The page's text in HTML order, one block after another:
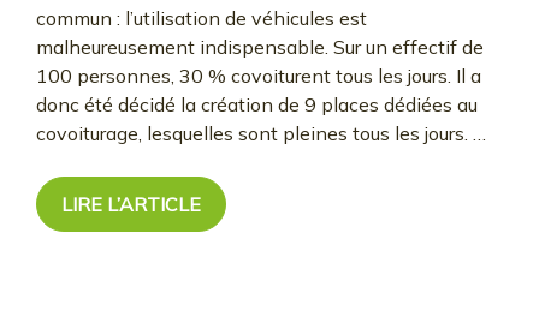
commun : l’utilisation de véhicules est
malheureusement indispensable. Sur un effectif de
100 personnes, 30 % covoiturent tous les jours. Il a
donc été décidé la création de 9 places dédiées au
covoiturage, lesquelles sont pleines tous les jours. …
LIRE L’ARTICLE